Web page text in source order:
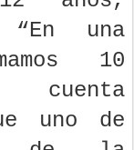
años,
“En una
10
cuenta
uno de